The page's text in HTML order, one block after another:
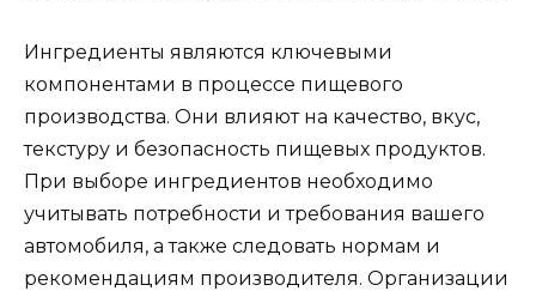
Ингредиенты являются ключевыми
компонентами в процессе пищевого
производства. Они влияют на качество, вкус,
текстуру и безопасность пищевых продуктов.
При выборе ингредиентов необходимо
учитывать потребности и требования вашего
автомобиля, а также следовать нормам и
рекомендациям производителя. Организации